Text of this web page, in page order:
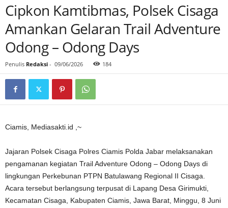
Cipkon Kamtibmas, Polsek Cisaga
Amankan Gelaran Trail Adventure
Odong – Odong Days
Penulis Redaksi - 09/06/2026 184
Ciamis, Mediasakti.id ,~
Jajaran Polsek Cisaga Polres Ciamis Polda Jabar melaksanakan
pengamanan kegiatan Trail Adventure Odong – Odong Days di
lingkungan Perkebunan PTPN Batulawang Regional II Cisaga.
Acara tersebut berlangsung terpusat di Lapang Desa Girimukti,
Kecamatan Cisaga, Kabupaten Ciamis, Jawa Barat, Minggu, 8 Juni